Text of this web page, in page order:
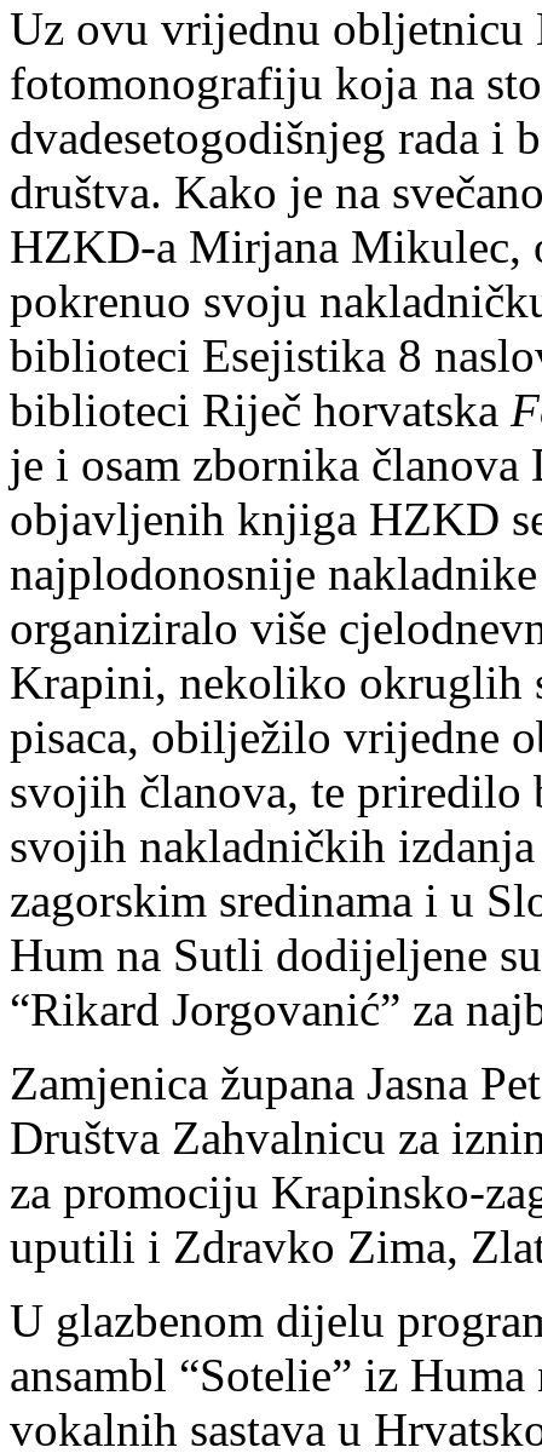
Uz ovu vrijednu
fotomonografiju koja na
dvadesetogodišnjeg rada i
društva. Kako je na
HZKD-a Mirjana Mikulec,
pokrenuo svoju
biblioteci Esejistika 8
biblioteci Riječ horvatska
je i osam zbornika članova
objavljenih knjiga HZKD
najplodonosnije
organiziralo više
Krapini, nekoliko okruglih
pisaca, obilježilo vrijedne
svojih članova, te priredilo
svojih nakladničkih
zagorskim sredinama i u
Hum na Sutli dodijeljene
“Rikard Jorgovanić” za
Zamjenica župana Jasna
Društva Zahvalnicu za
za promociju Krapinsko-
uputili i Zdravko Zima,
U glazbenom dijelu
ansambl “Sotelie” iz
vokalnih sastava u